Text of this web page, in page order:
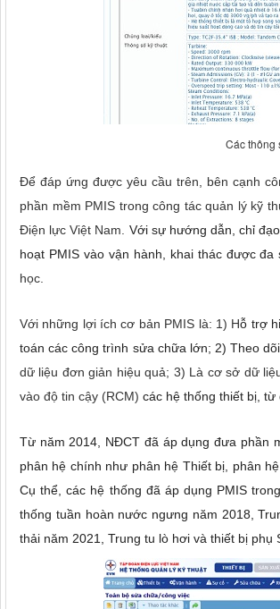
Các thông
Để đáp ứng được yêu cầu trên, bên cạnh
phần mềm PMIS trong công tác quản lý kỹ
Điện lực Việt Nam. Với sự hướng dẫn, chỉ
hoạt PMIS vào vận hành, khai thác được
học.
Với những lợi ích cơ bản PMIS là: 1) Hỗ trợ
toán các công trình sửa chữa lớn; 2) Theo
dữ liệu đơn giản hiệu quả; 3) Là cơ sở dữ
vào độ tin cậy (RCM) các hệ thống thiết bị,
Từ năm 2014, NĐCT đã áp dụng đưa phần
phân hệ chính như phân hệ Thiết bị, phân
Cụ thể, các hệ thống đã áp dụng PMIS
thống tuần hoàn nước ngưng năm 2018,
thải năm 2021, Trung tu lò hơi và thiết bị phụ